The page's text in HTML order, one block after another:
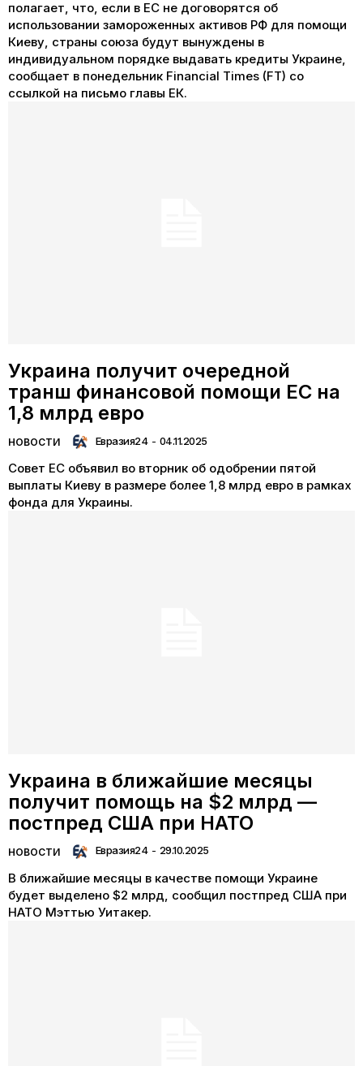
полагает, что, если в ЕС не договорятся об
использовании замороженных активов РФ для помощи
Киеву, страны союза будут вынуждены в
индивидуальном порядке выдавать кредиты Украине,
сообщает в понедельник Financial Times (FT) со
ссылкой на письмо главы ЕК.
Украина получит очередной
транш финансовой помощи ЕС на
1,8 млрд евро
НОВОСТИ Евразия24 - 04.11.2025
Совет ЕС объявил во вторник об одобрении пятой
выплаты Киеву в размере более 1,8 млрд евро в рамках
фонда для Украины.
Украина в ближайшие месяцы
получит помощь на $2 млрд —
постпред США при НАТО
НОВОСТИ Евразия24 - 29.10.2025
В ближайшие месяцы в качестве помощи Украине
будет выделено $2 млрд, сообщил постпред США при
НАТО Мэттью Уитакер.